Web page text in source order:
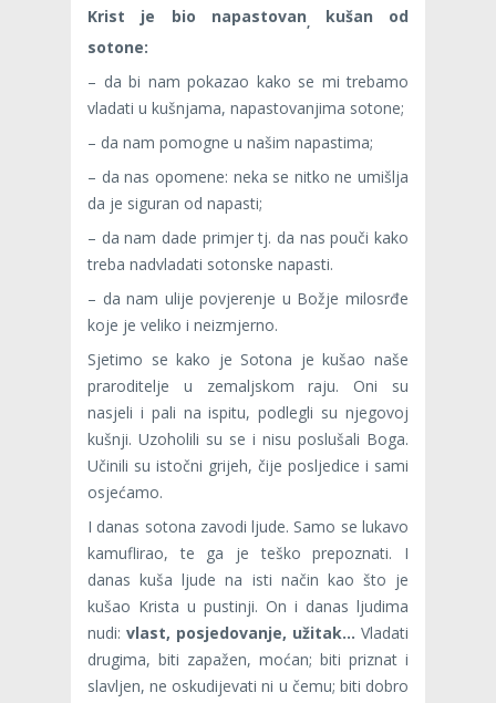
Krist je bio napastovan
kušan od
sotone:
– da bi nam pokazao kako se mi trebamo
vladati u kušnjama, napastovanjima sotone;
– da nam pomogne u našim napastima;
– da nas opomene: neka se nitko ne umišlja
da je siguran od napasti;
– da nam dade primjer tj. da nas pouči kako
treba nadvladati sotonske napasti.
– da nam ulije povjerenje u Božje milosrđe
koje je veliko i neizmjerno.
Sjetimo se kako je Sotona je kušao naše
praroditelje u zemaljskom raju. Oni su
nasjeli i pali na ispitu, podlegli su njegovoj
kušnji. Uzoholili su se i nisu poslušali Boga.
Učinili su istočni grijeh, čije posljedice i sami
osjećamo.
I danas sotona zavodi ljude. Samo se lukavo
kamuflirao, te ga je teško prepoznati. I
danas kuša ljude na isti način kao što je
kušao Krista u pu­stinji. On i danas ljudima
nudi: vlast, posjedovanje, užitak… Vladati
drugima, biti zapažen, moćan; biti priznat i
slavljen, ne oskudijevati ni u čemu; biti dobro